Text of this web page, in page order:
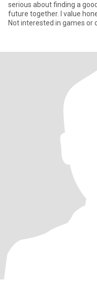
serious about finding a
future together. I value honesty, loyalty, kindness, and family life.